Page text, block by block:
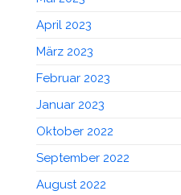
April 2023
März 2023
Februar 2023
Januar 2023
Oktober 2022
September 2022
August 2022